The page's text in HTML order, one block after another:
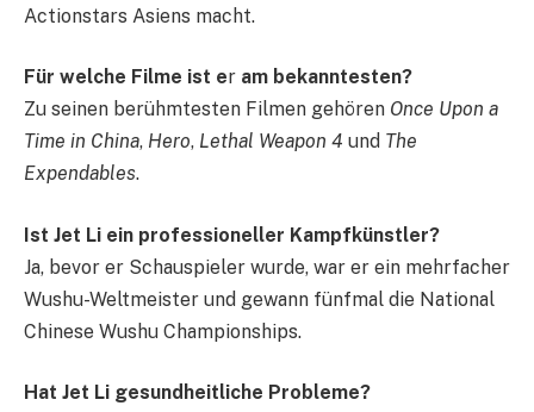
Actionstars Asiens macht.
Für welche Filme ist er am bekanntesten?
Zu seinen berühmtesten Filmen gehören Once Upon a
Time in China, Hero, Lethal Weapon 4 und The
Expendables.
Ist Jet Li ein professioneller Kampfkünstler?
Ja, bevor er Schauspieler wurde, war er ein mehrfacher
Wushu-Weltmeister und gewann fünfmal die National
Chinese Wushu Championships.
Hat Jet Li gesundheitliche Probleme?